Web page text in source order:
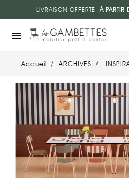
LIVRAISON OFFERTEÀ
menu
Accueil ARCHIVES